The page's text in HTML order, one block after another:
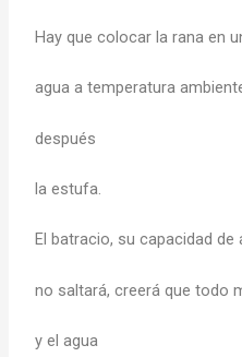
Hay que colocar la rana en
agua a temperatura
después
la estufa.
El batracio, su capacidad de
no saltará, creerá que todo
y el agua